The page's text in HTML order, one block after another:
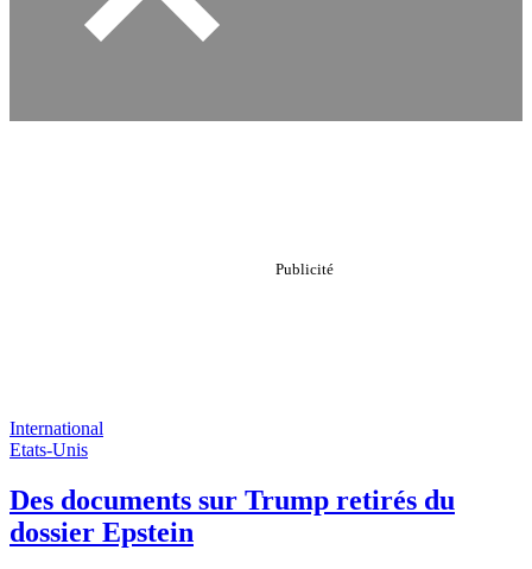
International
Etats-Unis
Des documents sur Trump retirés du
dossier Epstein